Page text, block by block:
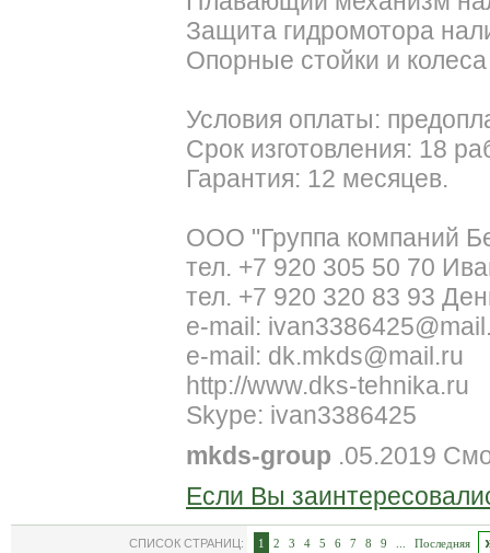
Защита гидромотора
Опорные стойки и
Условия оплаты:
Срок изготовления: 18
Гарантия: 12 месяцев.
ООО "Группа компаний
тел. +7 920 305 50 70
тел. +7 920 320 83 93
e-mail:
e-mail: dk.mkds@mail.ru
http://www.dks-tehnika.ru
Skype: ivan3386425
mkds-group .05.2019
Если Вы
СПИСОК СТРАНИЦ: 1 2 3 4 5 6 7 8 9 Последняя